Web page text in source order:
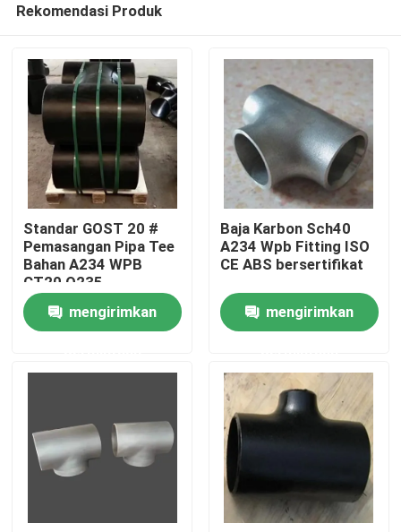
Produk
Rekomendasi Produk
Standar GOST 20 #
Pemasangan Pipa Tee
Bahan A234 WPB
CT20 Q235
mengirimkan
Baja Karbon Sch40
A234 Wpb Fitting ISO
CE ABS bersertifikat
mengirimkan